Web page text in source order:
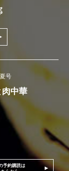
号
中華
予約購読は